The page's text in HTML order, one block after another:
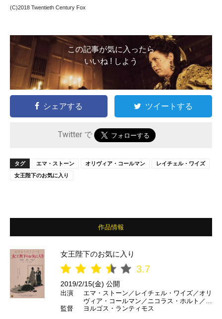
(C)2018 Twentieth Century Fox
この記事が気に入ったら
いいね ! しよう
シェアする ツイートする
Twitter で
タグ エマ・ストーン オリヴィア・コールマン
レイチェル・ワイズ
女王陛下のお気に入り
作品情報
女王陛下のお気に入り
3.7
2019/2/15(金) 公開
出演
エマ・ストーン／レイチェル・ワイズ／オリ
ヴィア・コールマン／ニコラス・ホルト／ジ
ョー・アルウィン ほか
監督 ヨルゴス・ランティモス